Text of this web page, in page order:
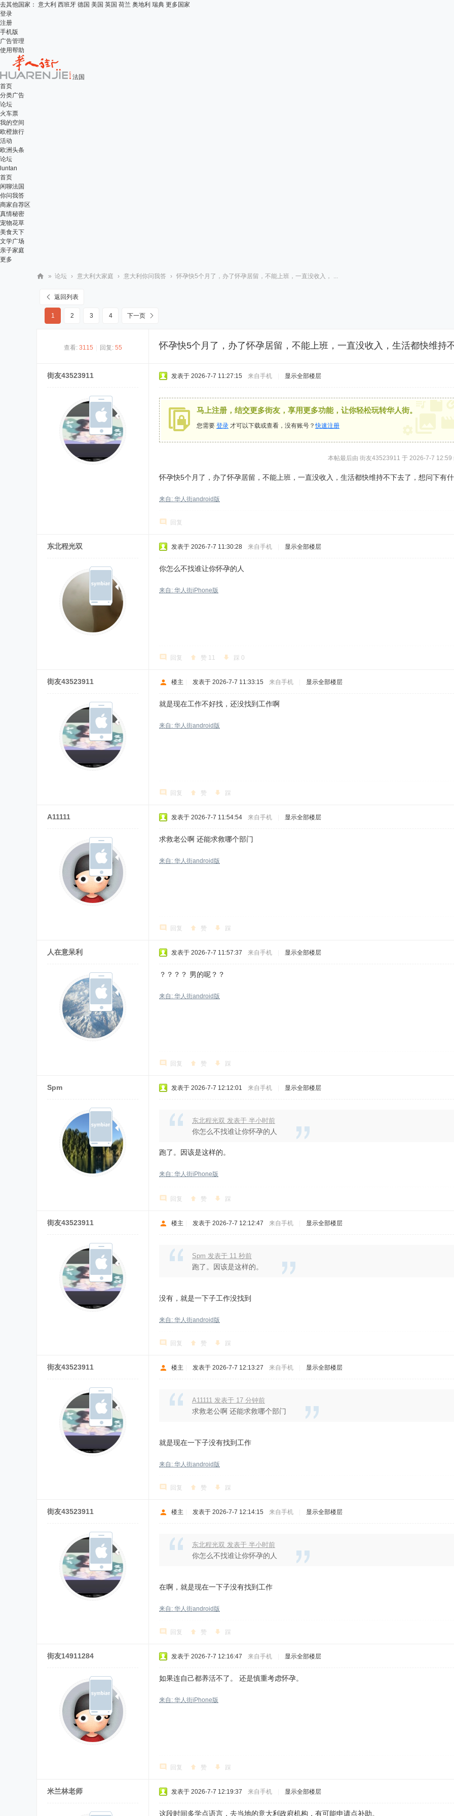
去其他国家： 意大利 西班牙 德国 美国 英国 荷兰 奥地利 瑞典 更多国家
登录
注册
手机版
广告管理
使用帮助
法国
首页
分类广告
论坛
火车票
我的空间
欧橙旅行
活动
欧洲头条
论坛
luntan
首页
闲聊法国
你问我答
商家自荐区
真情秘密
宠物花草
美食天下
文学广场
亲子家庭
更多
» 论坛 › 意大利大家庭 › 意大利你问我答 › 怀孕快5个月了，办了怀孕居留，不能上班，一直没收入， ...
返回列表
1 2 3 4 下一页
查看: 3115 回复: 55 怀孕快5个月了，办了怀孕居留，不能上班，一直没收入，生活都快维持
街友43523911 发表于 2026-7-7 11:27:15 来自手机 显示全部楼层
马上注册，结交更多街友，享用更多功能，让你轻松玩转华人街。
您需要 登录 才可以下载或查看，没有账号？快速注册
本帖最后由 街友43523911 于 2026-7-7 12:59
怀孕快5个月了，办了怀孕居留，不能上班，一直没收入，生活都快维持不下去了，想问下有
来自: 华人街android版
回复
东北程光双 发表于 2026-7-7 11:30:28 来自手机 显示全部楼层
你怎么不找谁让你怀孕的人
来自: 华人街iPhone版
回复 赞 11 踩 0
街友43523911 楼主 发表于 2026-7-7 11:33:15 来自手机 显示全部楼层
就是现在工作不好找，还没找到工作啊
来自: 华人街android版
回复 赞 踩
A11111 发表于 2026-7-7 11:54:54 来自手机 显示全部楼层
求救老公啊 还能求救哪个部门
来自: 华人街android版
回复 赞 踩
人在意呆利 发表于 2026-7-7 11:57:37 来自手机 显示全部楼层
？？？？ 男的呢？？
来自: 华人街android版
回复 赞 踩
Spm 发表于 2026-7-7 12:12:01 来自手机 显示全部楼层
东北程光双 发表于 半小时前
你怎么不找谁让你怀孕的人
跑了。因该是这样的。
来自: 华人街iPhone版
回复 赞 踩
街友43523911 楼主 发表于 2026-7-7 12:12:47 来自手机 显示全部楼层
Spm 发表于 11 秒前
跑了。因该是这样的。
没有，就是一下子工作没找到
来自: 华人街android版
回复 赞 踩
街友43523911 楼主 发表于 2026-7-7 12:13:27 来自手机 显示全部楼层
A11111 发表于 17 分钟前
求救老公啊 还能求救哪个部门
就是现在一下子没有找到工作
来自: 华人街android版
回复 赞 踩
街友43523911 楼主 发表于 2026-7-7 12:14:15 来自手机 显示全部楼层
东北程光双 发表于 半小时前
你怎么不找谁让你怀孕的人
在啊，就是现在一下子没有找到工作
来自: 华人街android版
回复 赞 踩
街友14911284 发表于 2026-7-7 12:16:47 来自手机 显示全部楼层
如果连自己都养活不了。 还是慎重考虑怀孕。
来自: 华人街iPhone版
回复 赞 踩
米兰林老师 发表于 2026-7-7 12:19:37 来自手机 显示全部楼层
这段时间多学点语言，去当地的意大利政府机构，有可能申请点补助。